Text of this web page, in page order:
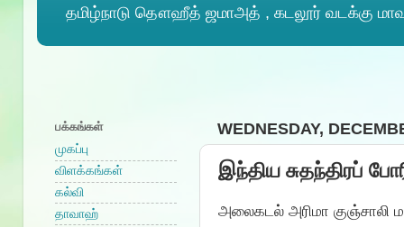
தமிழ்நாடு தௌஹீத் ஜமாஅத் , கடலூர் வடக்கு
WEDNESDAY,
இந்திய சுதந்திரப்
அலைகடல் அரிமா குஞ்சாலி
பக்கங்கள்
முகப்பு
விளக்கங்கள்
கல்வி
தாவாஹ்